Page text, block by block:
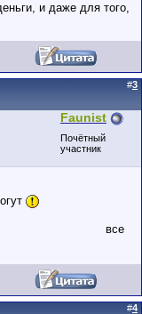
и даже для того,
#3
Faunist
Почётный
участник
все
#4